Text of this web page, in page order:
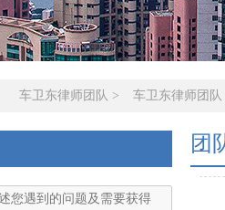
车卫东律师团队 > 车卫东律师团队
团